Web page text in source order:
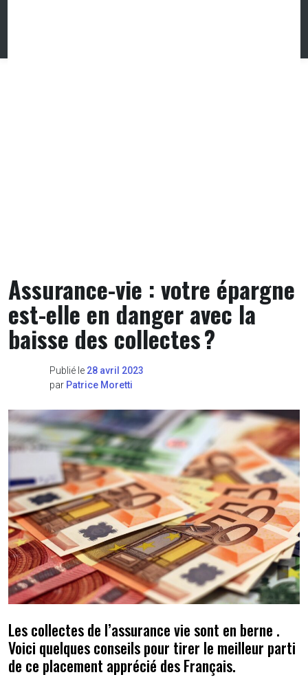
Assurance-vie : votre épargne
est-elle en danger avec la
baisse des collectes ?
Publié le 28 avril 2023
par Patrice Moretti
Les collectes de l’assurance vie sont en berne .
Voici quelques conseils pour tirer le meilleur parti
de ce placement apprécié des Français.